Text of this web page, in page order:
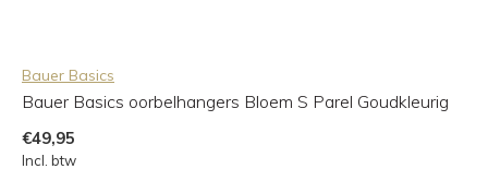
Bauer Basics
Bauer Basics oorbelhangers Bloem S Parel Goudkleurig
€49,95
Incl. btw